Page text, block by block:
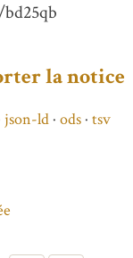
la notice
json-ld ods tsv